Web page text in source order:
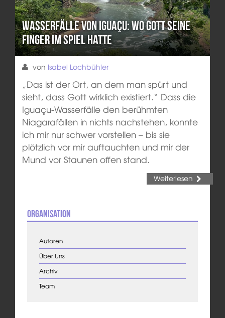
Wasserfälle von Iguaçu: Wo Gott seine
Finger im Spiel hatte
von Isabel Lochbühler
„Das ist der Ort, an dem man spürt und
sieht, dass Gott wirklich existiert.“ Dass die
Iguaçu-Wasserfälle den berühmten
Niagarafällen in nichts nachstehen, konnte
ich mir nur schwer vorstellen – bis sie
plötzlich vor mir auftauchten und mir der
Mund vor Staunen offen stand.
Weiterlesen
Organisation
Autoren
Über Uns
Archiv
Team